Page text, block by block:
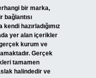
bir marka,
bağlantısı
hazırladığımız
yer alan içerikler
kurum ve
Gerçek
tamamen
halindedir ve